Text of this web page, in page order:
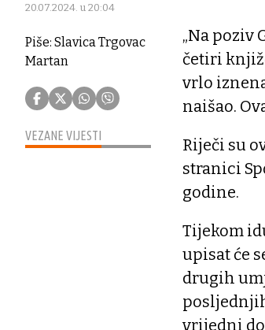
20.07.2024. u 20:04
Piše: Slavica Trgovac
Martan
VEZANE VIJESTI
„Na poziv
četiri
vrlo
naišao.
Riječi su
stranici
godine.
Tijekom
upisat će
drugih
vrijedni